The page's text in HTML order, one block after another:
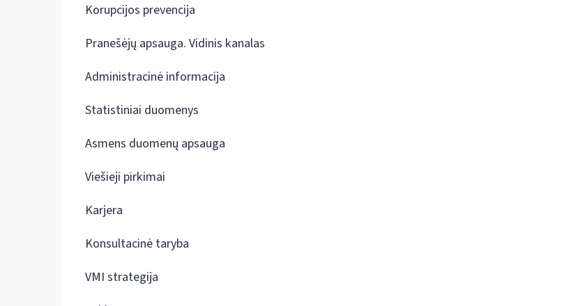
Korupcijos prevencija
Pranešėjų apsauga. Vidinis kanalas
Administracinė informacija
Statistiniai duomenys
Asmens duomenų apsauga
Viešieji pirkimai
Karjera
Konsultacinė taryba
VMI strategija